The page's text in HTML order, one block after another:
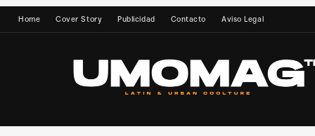
Home Cover Story Publicidad Contacto Aviso Legal